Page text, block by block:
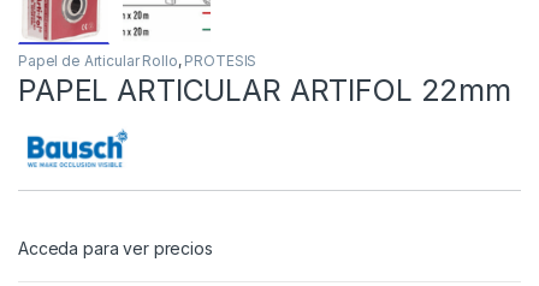
Papel de Articular Rollo, PROTESIS
PAPEL ARTICULAR ARTIFOL 22mm
Acceda para ver precios